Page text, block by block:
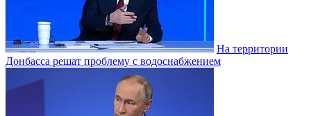
На территории
Донбасса решат проблему с водоснабжением